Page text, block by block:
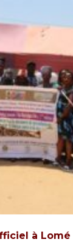
à Lomé